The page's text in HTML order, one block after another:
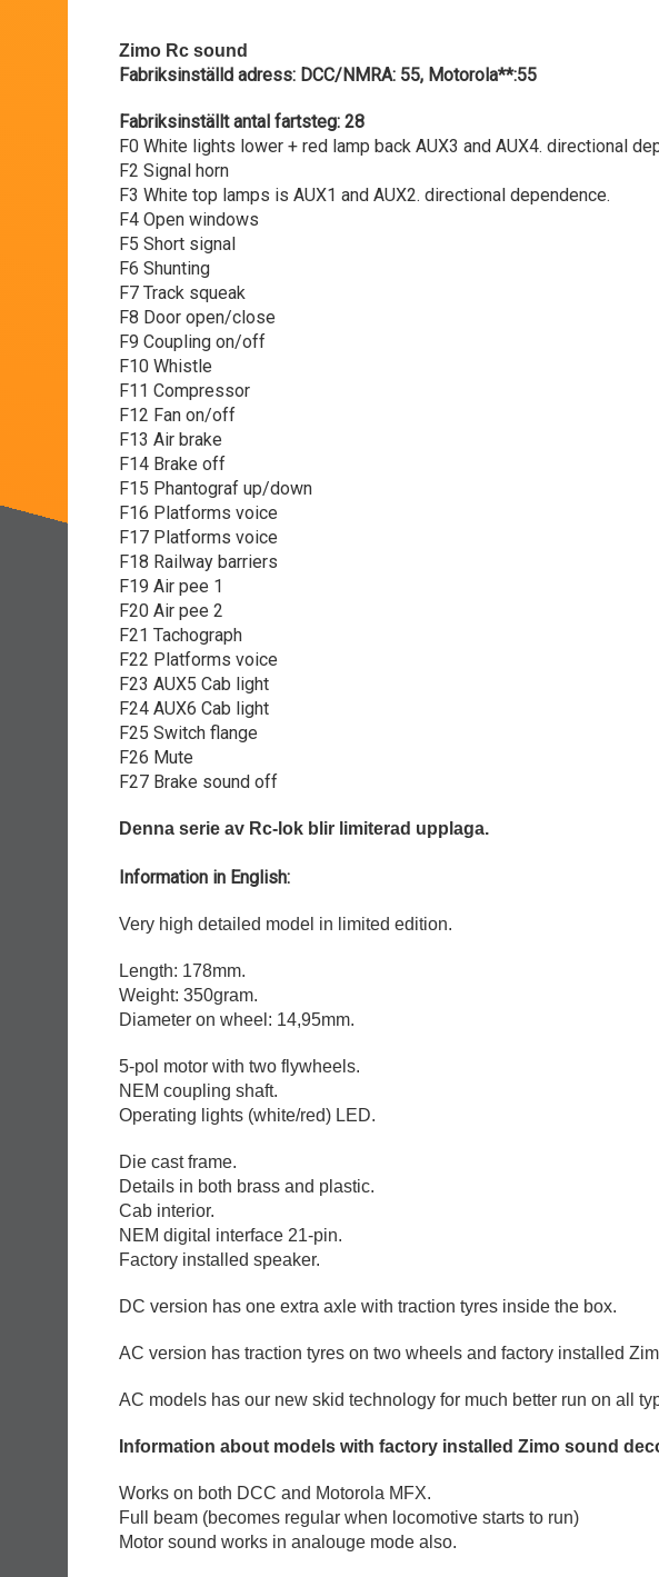
Zimo Rc sound
Fabriksinställd adress: DCC/NMRA: 55, Motorola**:55
Fabriksinställt antal fartsteg: 28
F0 White lights lower + red lamp back AUX3 and AUX4. directional
F2 Signal horn
F3 White top lamps is AUX1 and AUX2. directional dependence.
F4 Open windows
F5 Short signal
F6 Shunting
F7 Track squeak
F8 Door open/close
F9 Coupling on/off
F10 Whistle
F11 Compressor
F12 Fan on/off
F13 Air brake
F14 Brake off
F15 Phantograf up/down
F16 Platforms voice
F17 Platforms voice
F18 Railway barriers
F19 Air pee 1
F20 Air pee 2
F21 Tachograph
F22 Platforms voice
F23 AUX5 Cab light
F24 AUX6 Cab light
F25 Switch flange
F26 Mute
F27 Brake sound off
Denna serie av Rc-lok blir limiterad upplaga.
Information in English:
Very high detailed model in limited edition.
Length: 178mm.
Weight: 350gram.
Diameter on wheel: 14,95mm.
5-pol motor with two flywheels.
NEM coupling shaft.
Operating lights (white/red) LED.
Die cast frame.
Details in both brass and plastic.
Cab interior.
NEM digital interface 21-pin.
Factory installed speaker.
DC version has one extra axle with traction tyres inside the box.
AC version has traction tyres on two wheels and factory installed
AC models has our new skid technology for much better run on all
Information about models with factory installed Zimo sound
Works on both DCC and Motorola MFX.
Full beam (becomes regular when locomotive starts to run)
Motor sound works in analouge mode also.